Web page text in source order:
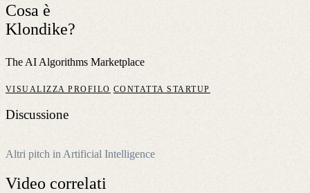
Cosa è
Klondike?
The AI Algorithms Marketplace
VISUALIZZA PROFILO CONTATTA STARTUP
Discussione
Altri pitch in Artificial Intelligence
Video correlati